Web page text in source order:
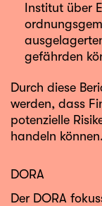
Institut über
gefährden
Durch diese
werden, dass
potenzielle
handeln können.
DORA
Der DORA